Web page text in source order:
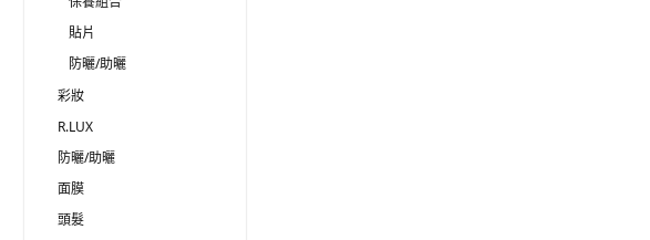
貼片
防曬/助曬
彩妝
R.LUX
防曬/助曬
面膜
頭髮